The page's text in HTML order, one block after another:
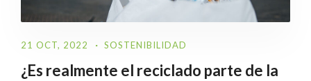
21 OCT, 2022 SOSTENIBILIDAD
¿Es realmente el reciclado parte de la